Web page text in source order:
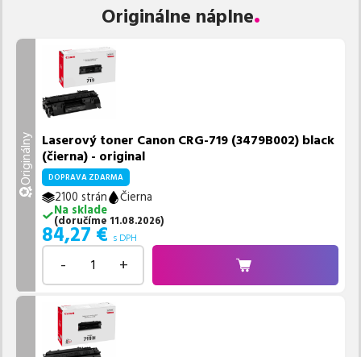
Originálne náplne
Originálny Laserový toner Canon CRG-719 (3479B002) black
(čierna) - original
DOPRAVA ZDARMA
2100 strán
Čierna
Na sklade
(doručíme 11.08.2026)
84,27 € s DPH
- +